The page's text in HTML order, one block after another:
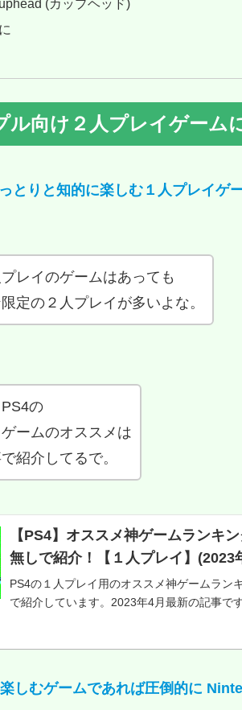
(カップヘッド)
ル向け２人プレイゲーム
とりと知的に楽しむ１人プレイゲ
レイのゲームはあっても
定の２人プレイが多いよな。
の
ームのオススメは
紹介してるで。
【PS4】オススメ神ゲームランキ
無しで紹介！【１人プレイ】(2023
PS4の１人プレイ用のオススメ神ゲームラン
で紹介しています。2023年4月最新の記事です
しむゲームであれば圧倒的に